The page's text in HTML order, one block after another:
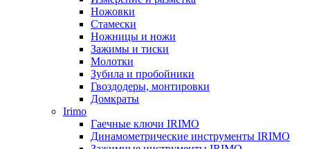
Ножовки
Стамески
Ножницы и ножи
Зажимы и тиски
Молотки
Зубила и пробойники
Гвоздодеры, монтировки
Домкраты
Irimo
Гаечные ключи IRIMO
Динамометрические инструменты IRIMO